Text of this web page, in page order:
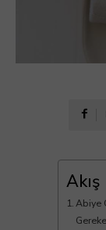
Akış
Abiye